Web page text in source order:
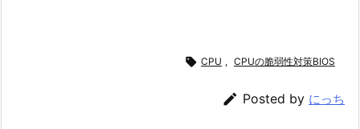
 CPU , CPUの脆弱性対策BIOS
 Posted by にっち